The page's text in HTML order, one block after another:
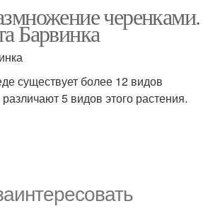
черенками.
Барвинка
существует более 12 видов
5 видов этого растения.